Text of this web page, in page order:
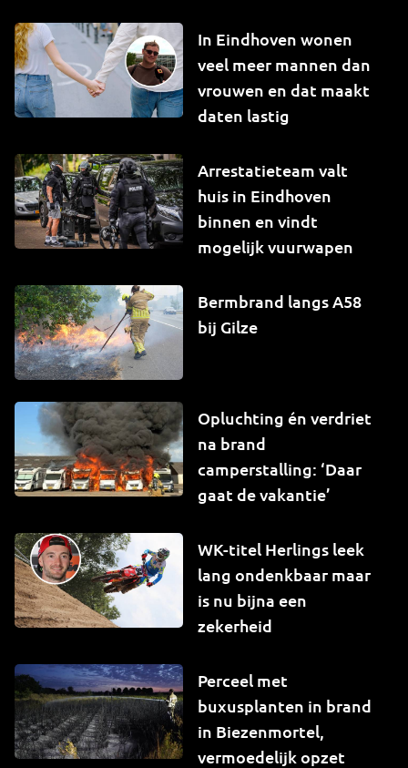
In Eindhoven wonen
veel meer mannen dan
vrouwen en dat maakt
daten lastig
Arrestatieteam valt
huis in Eindhoven
binnen en vindt
mogelijk vuurwapen
Bermbrand langs A58
bij Gilze
Opluchting én verdriet
na brand
camperstalling: ‘Daar
gaat de vakantie’
WK-titel Herlings leek
lang ondenkbaar maar
is nu bijna een
zekerheid
Perceel met
buxusplanten in brand
in Biezenmortel,
vermoedelijk opzet